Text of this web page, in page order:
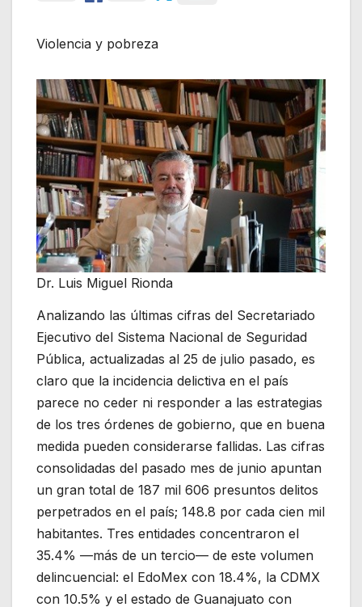
Violencia y pobreza
Dr. Luis Miguel Rionda
Analizando las últimas cifras del Secretariado
Ejecutivo del Sistema Nacional de Seguridad
Pública, actualizadas al 25 de julio pasado, es
claro que la incidencia delictiva en el país
parece no ceder ni responder a las estrategias
de los tres órdenes de gobierno, que en buena
medida pueden considerarse fallidas. Las cifras
consolidadas del pasado mes de junio apuntan
un gran total de 187 mil 606 presuntos delitos
perpetrados en el país; 148.8 por cada cien mil
habitantes. Tres entidades concentraron el
35.4% —más de un tercio— de este volumen
delincuencial: el EdoMex con 18.4%, la CDMX
con 10.5% y el estado de Guanajuato con